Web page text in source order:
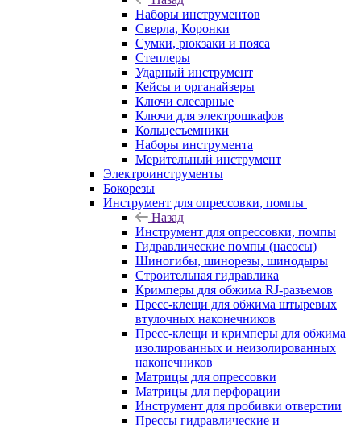
Наборы инструментов
Сверла, Коронки
Сумки, рюкзаки и пояса
Степлеры
Ударный инструмент
Кейсы и органайзеры
Ключи слесарные
Ключи для электрошкафов
Кольцесъемники
Наборы инструмента
Мерительный инструмент
Электроинструменты
Бокорезы
Инструмент для опрессовки, помпы
Назад
Инструмент для опрессовки, помпы
Гидравлические помпы (насосы)
Шиногибы, шинорезы, шинодыры
Строительная гидравлика
Кримперы для обжима RJ-разъемов
Пресс-клещи для обжима штыревых
втулочных наконечников
Пресс-клещи и кримперы для обжима
изолированных и неизолированных
наконечников
Матрицы для опрессовки
Матрицы для перфорации
Инструмент для пробивки отверстии
Прессы гидравлические и